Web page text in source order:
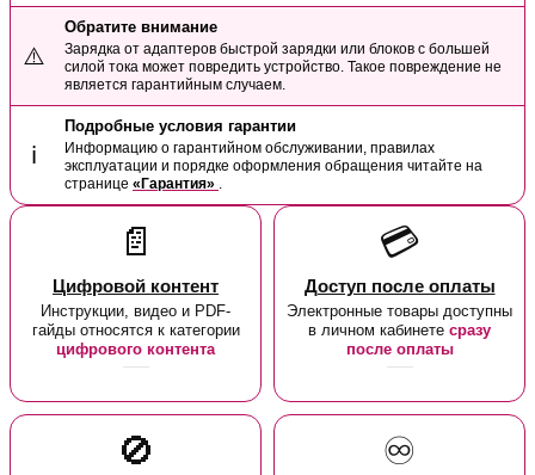
⚠️
Обратите внимание
Зарядка от адаптеров быстрой зарядки или блоков с большей
силой тока может повредить устройство. Такое повреждение не
является гарантийным случаем.
ℹ️
Подробные условия гарантии
Информацию о гарантийном обслуживании, правилах
эксплуатации и порядке оформления обращения читайте на
странице «Гарантия»
📄
Цифровой контент
Инструкции, видео и PDF-
гайды относятся к категории
цифрового контента
💳
Доступ после оплаты
Электронные товары доступны
в личном кабинете сразу
после оплаты
🚫 ♾️